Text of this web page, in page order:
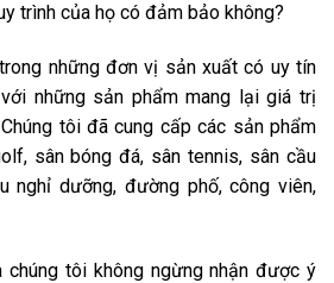
trình của họ có đảm bảo không?
những đơn vị sản xuất có uy tín
những sản phẩm mang lại giá trị
tôi đã cung cấp các sản phẩm
sân bóng đá, sân tennis, sân cầu
nghỉ dưỡng, đường phố, công viên,
chúng tôi không ngừng nhận được ý